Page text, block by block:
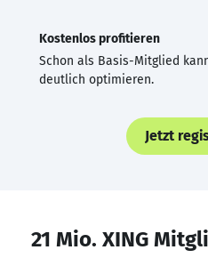
Kostenlos profitieren
Schon als Basis-Mitglied
deutlich optimieren.
Jetzt
21 Mio. XING